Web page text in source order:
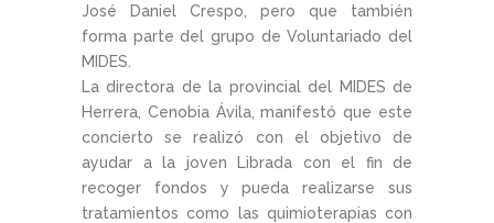
José Daniel Crespo, pero que también
forma parte del grupo de Voluntariado del
MIDES.
La directora de la provincial del MIDES de
Herrera, Cenobia Ávila, manifestó que este
concierto se realizó con el objetivo de
ayudar a la joven Librada con el fin de
recoger fondos y pueda realizarse sus
tratamientos como las quimioterapias con